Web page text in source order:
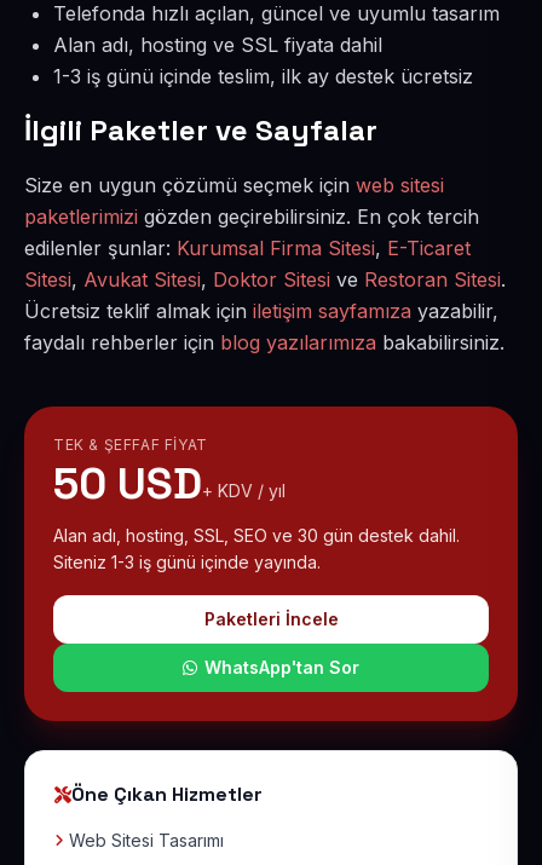
Telefonda hızlı açılan, güncel ve uyumlu tasarım
Alan adı, hosting ve SSL fiyata dahil
1-3 iş günü içinde teslim, ilk ay destek ücretsiz
İlgili Paketler ve Sayfalar
Size en uygun çözümü seçmek için web sitesi
paketlerimizi gözden geçirebilirsiniz. En çok tercih
edilenler şunlar: Kurumsal Firma Sitesi, E-Ticaret
Sitesi, Avukat Sitesi, Doktor Sitesi ve Restoran Sitesi.
Ücretsiz teklif almak için iletişim sayfamıza yazabilir,
faydalı rehberler için blog yazılarımıza bakabilirsiniz.
TEK & ŞEFFAF FIYAT
50 USD+ KDV / yıl
Alan adı, hosting, SSL, SEO ve 30 gün destek dahil.
Siteniz 1-3 iş günü içinde yayında.
Paketleri İncele
WhatsApp'tan Sor
Öne Çıkan Hizmetler
Web Sitesi Tasarımı